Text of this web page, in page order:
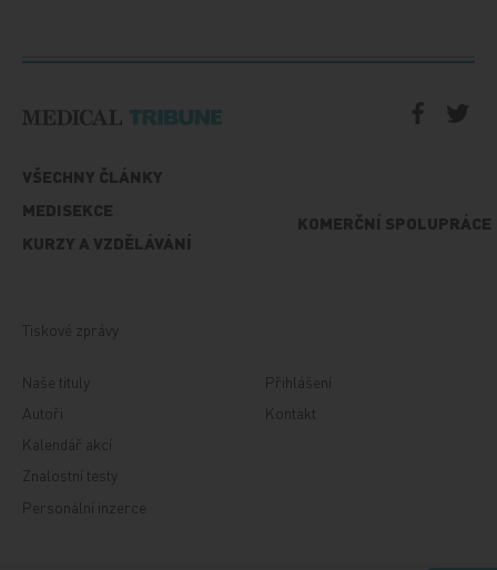
VŠECHNY ČLÁNKY
MEDISEKCE
KURZY A VZDĚLÁVÁNÍ
KOMERČNÍ SPOLUPRÁCE
Tiskové zprávy
Naše tituly
Autoři
Kalendář akcí
Znalostní testy
Personální inzerce
Přihlášení
Kontakt